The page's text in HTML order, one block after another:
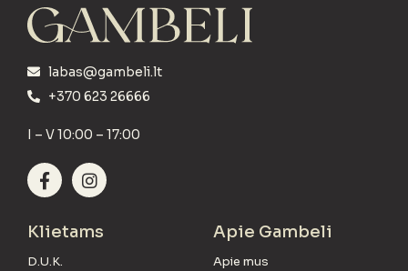
labas@gambeli.lt
+370 623 26666
I – V 10:00 – 17:00
Klietams
D.U.K.
Apie Gambeli
Apie mus